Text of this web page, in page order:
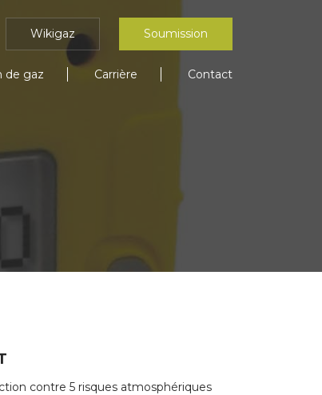
Wikigaz Soumission
de gaz Carrière Contact
contre 5 risques atmosphériques